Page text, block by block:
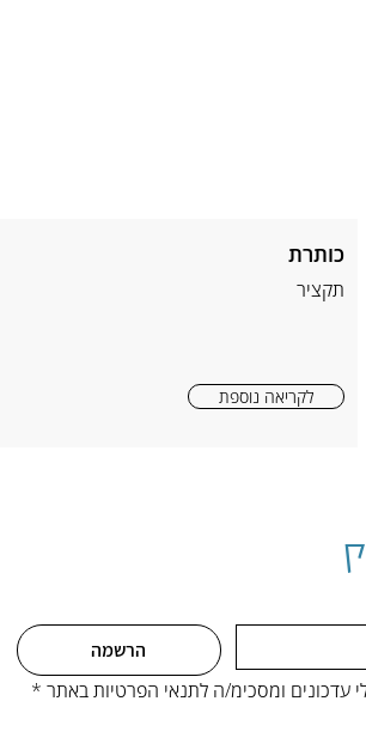
כותרת
תקציר
לקריאה נוספת
הרשמה
עדכונים ומסכימ/ה לתנאי הפרטיות באתר *